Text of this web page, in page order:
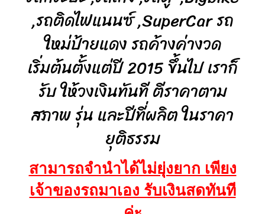
,รถติดไฟแนนซ์ ,SuperCar รถ
ใหม่ป้ายแดง รถค้างค่างวด
​เริ่มต้นตั้งแต่ปี 2015 ขึ้นไป เราก็
รับ ให้วงเงินทันที ตีราคาตาม
สภาพ รุ่น และปีที่ผลิต ในราคา
ยุติธรรม
สามารถจำนำได้ไม่ยุ่งยาก เพียง
เจ้าของรถมาเอง รับเงินสดทันที